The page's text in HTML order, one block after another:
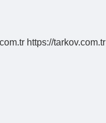
https://tarkov.com.tr